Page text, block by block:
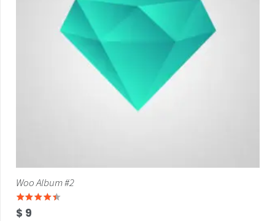
Woo Album #2
Valorado con
$ 9